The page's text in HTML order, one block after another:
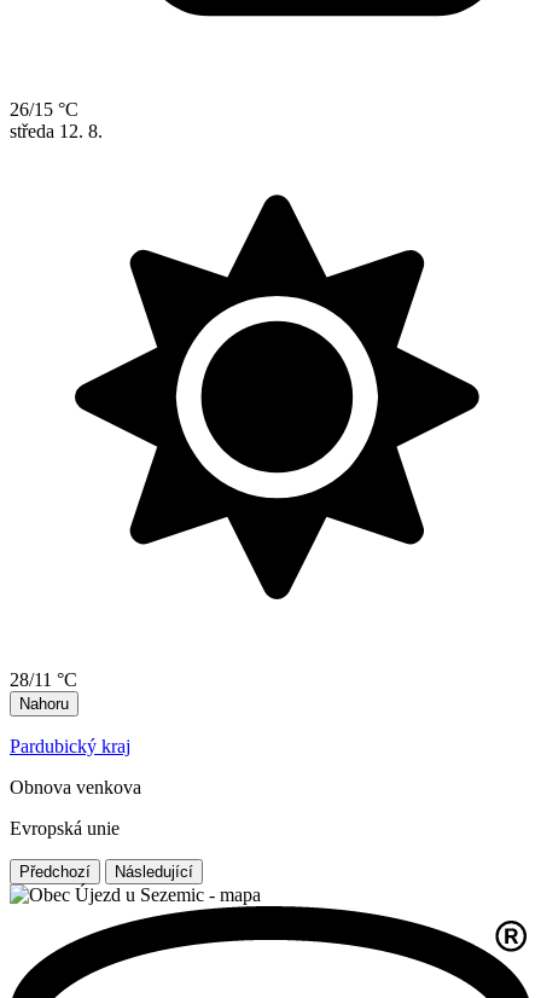
26/15 °C
středa 12. 8.
28/11 °C
Nahoru
Pardubický kraj
Obnova venkova
Evropská unie
Předchozí Následující